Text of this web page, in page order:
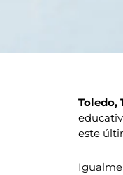
Toledo,
este